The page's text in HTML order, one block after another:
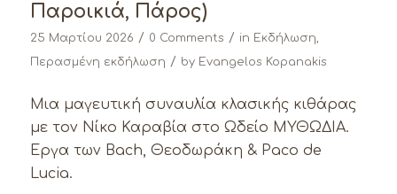
Παροικιά, Πάρος)
25 Μαρτίου 2026 / 0 Comments / in Εκδήλωση,
Περασμένη εκδήλωση / by Evangelos Kopanakis
Μια μαγευτική συναυλία κλασικής κιθάρας
με τον Νίκο Καραβία στο Ωδείο ΜΥΘΩΔΙΑ.
Έργα των Bach, Θεοδωράκη & Paco de
Lucia.